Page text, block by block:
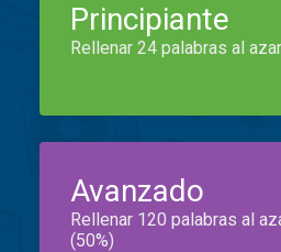
Principiante
Rellenar 24 palabras al
Avanzado
Rellenar 120 palabras al
(50%)